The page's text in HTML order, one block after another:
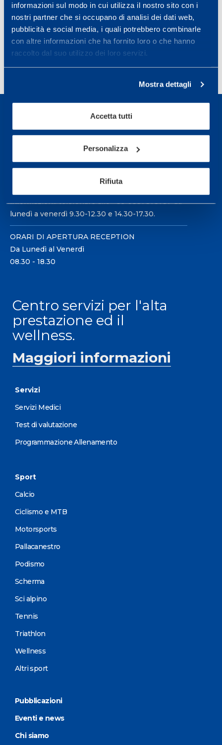
informazioni sul modo in cui utilizza il nostro sito con i
nostri partner che si occupano di analisi dei dati web,
pubblicità e social media, i quali potrebbero combinarle
con altre informazioni che ha fornito loro o che hanno
raccolto dal suo utilizzo dei loro servizi.
Mostra dettagli
Accetta tutti
Personalizza
Rifiuta
Leggi tutto
Previous page
Page Page Page
31
Sport Service Mapei S.r.l. - Via Busto Fagnano 38,
21057 Olgiate Olona (Varese) Italia.
informazioni: telefonare allo +39 0331 575757 da
lunedì a venerdì 9.30-12.30 e 14.30-17.30.
ORARI DI APERTURA RECEPTION
Da Lunedì al Venerdì
08.30 - 18.30
Centro servizi per l'alta
prestazione ed il
wellness.
Maggiori informazioni
Servizi
Servizi Medici
Test di valutazione
Programmazione Allenamento
Sport
Calcio
Ciclismo e MTB
Motorsports
Pallacanestro
Podismo
Scherma
Sci alpino
Tennis
Triathlon
Wellness
Altri sport
Pubblicazioni
Eventi e news
Chi siamo